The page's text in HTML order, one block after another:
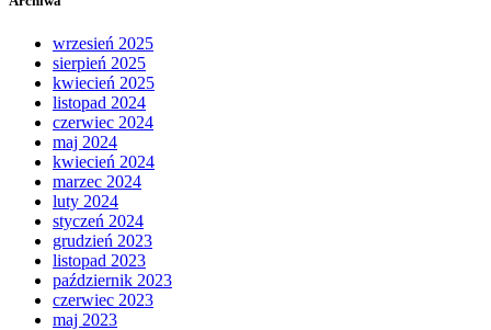
wrzesień 2025
sierpień 2025
kwiecień 2025
listopad 2024
czerwiec 2024
maj 2024
kwiecień 2024
marzec 2024
luty 2024
styczeń 2024
grudzień 2023
listopad 2023
październik 2023
czerwiec 2023
maj 2023